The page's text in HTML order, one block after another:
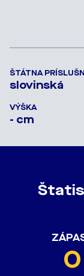
ŠTÁTNA
slovinská
VÝŠKA
- cm
0